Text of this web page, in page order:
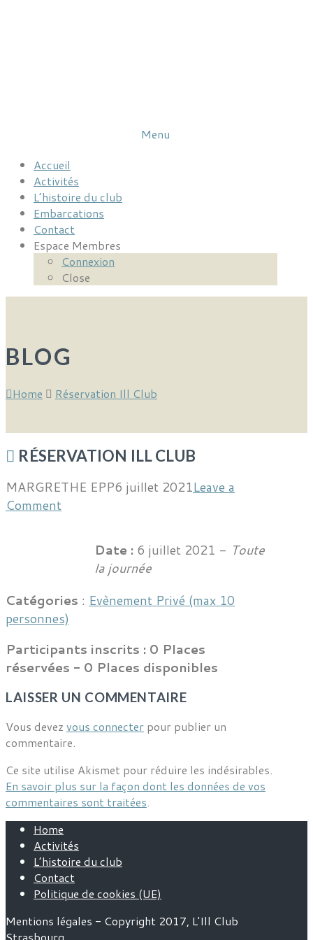
Menu
Accueil
Activités
L’histoire du club
Embarcations
Contact
Espace Membres
Connexion
Close
BLOG
Home Réservation Ill Club
RÉSERVATION ILL CLUB
MARGRETHE EPP6 juillet 2021Leave a
Comment
Date : 6 juillet 2021 - Toute
la journée
Catégories : Evènement Privé (max 10
personnes)
Participants inscrits : 0 Places
réservées - 0 Places disponibles
LAISSER UN COMMENTAIRE
Vous devez vous connecter pour publier un
commentaire.
Ce site utilise Akismet pour réduire les indésirables.
En savoir plus sur la façon dont les données de vos
commentaires sont traitées.
Home
Activités
L’histoire du club
Contact
Politique de cookies (UE)
Mentions légales - Copyright 2017, L'Ill Club
Strasbourg